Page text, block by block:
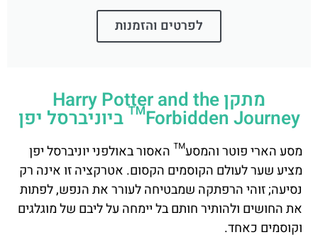
לפרטים והזמנות
מתקן Harry Potter and the
Forbidden Journey™ ביוניברסל יפן
מסע הארי פוטר והמסע™ האסור באולפני יוניברסל יפן
מציע שער לעולם הקוסמים הקסום. אטרקציה זו אינה רק
נסיעה; זוהי הרפתקה שמבטיחה לעורר את הנפש, לפתות
את החושים ולהותיר חותם בל יימחה על ליבם של מוגלגים
וקוסמים כאחד.